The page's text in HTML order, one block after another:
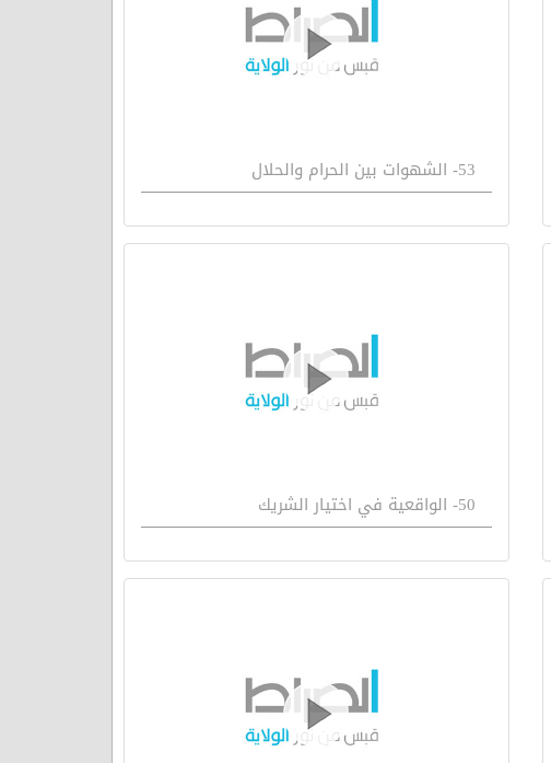
53- الشهوات بين الحرام والحلال
50- الواقعية في اختيار الشريك